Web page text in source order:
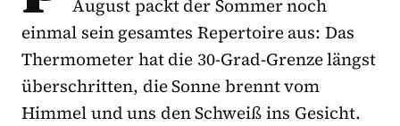
August packt der Sommer noch
einmal sein gesamtes Repertoire aus: Das
Thermometer hat die 30-Grad-Grenze längst
überschritten, die Sonne brennt vom
Himmel und uns den Schweiß ins Gesicht.